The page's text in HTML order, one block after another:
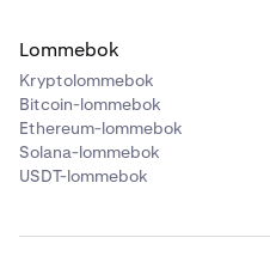
Lommebok
Kryptolommebok
Bitcoin-lommebok
Ethereum-lommebok
Solana-lommebok
USDT-lommebok